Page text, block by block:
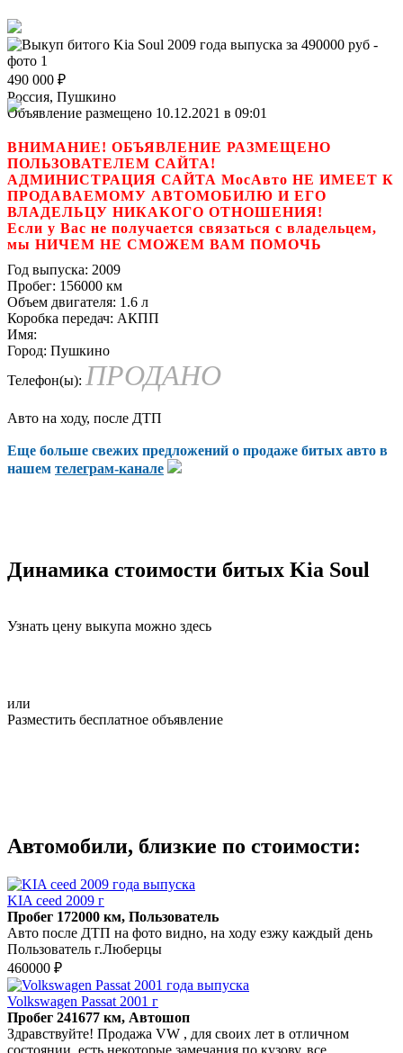
490 000 ₽
Россия, Пушкино
Объявление размещено 10.12.2021 в 09:01
ВНИМАНИЕ! ОБЪЯВЛЕНИЕ РАЗМЕЩЕНО
ПОЛЬЗОВАТЕЛЕМ САЙТА!
АДМИНИСТРАЦИЯ САЙТА МосАвто НЕ ИМЕЕТ К
ПРОДАВАЕМОМУ АВТОМОБИЛЮ И ЕГО
ВЛАДЕЛЬЦУ НИКАКОГО ОТНОШЕНИЯ!
Если у Вас не получается связаться с владельцем,
мы НИЧЕМ НЕ СМОЖЕМ ВАМ ПОМОЧЬ
Год выпуска: 2009
Пробег: 156000 км
Объем двигателя: 1.6 л
Коробка передач: АКПП
Имя:
Город: Пушкино
Телефон(ы): ПРОДАНО
Авто на ходу, после ДТП
Еще больше свежих предложений о продаже битых авто в
нашем телеграм-канале
Динамика стоимости битых Kia Soul
Узнать цену выкупа можно здесь
или
Разместить бесплатное объявление
Автомобили, близкие по стоимости:
KIA ceed 2009 г
Пробег 172000 км, Пользователь
Авто после ДТП на фото видно, на ходу езжу каждый день
Пользователь г.Люберцы
460000 ₽
Volkswagen Passat 2001 г
Пробег 241677 км, Автошоп
Здравствуйте! Продажа VW , для своих лет в отличном
состоянии, есть некоторые замечания по кузову, все